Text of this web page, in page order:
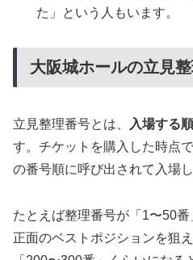
た」という人もいます。
大阪城ホールの立見
立見整理番号とは、 入場する
す。チケットを購入した時点
の番号順に呼び出されて入場し
たとえば整理番号が「1〜50
正面のベストポジションを狙